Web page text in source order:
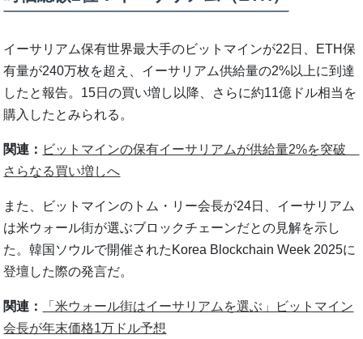
イーサリアム保有世界最大手のビットマインが22日、ETH保
有量が240万枚を超え、イーサリアム供給量の2%以上に到達
したと報告。15日の買い増し以降、さらに約11億ドル相当を
購入したとみられる。
関連： ビットマインの保有イーサリアムが供給量2%を突破
さらなる買い増しへ
また、ビットマインのトム・リー会長が24日、イーサリアム
は米ウォール街が選ぶブロックチェーンだとの見解を示し
た。韓国ソウルで開催されたKorea Blockchain Week 2025に
登壇した際の発言だ。
関連：
「米ウォール街はイーサリアムを選ぶ」ビットマイン
会長が年末価格1万ドル予想